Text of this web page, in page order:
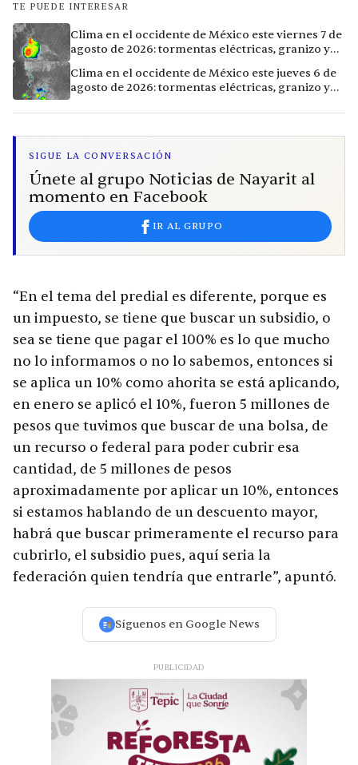
TE PUEDE INTERESAR
Clima en el occidente de México este viernes 7 de
agosto de 2026: tormentas eléctricas, granizo y
Clima en el occidente de México este jueves 6 de
agosto de 2026: tormentas eléctricas, granizo y
SIGUE LA CONVERSACIÓN
Únete al grupo Noticias de Nayarit al
momento en Facebook
IR AL GRUPO
“En el tema del predial es diferente, porque es
un impuesto, se tiene que buscar un subsidio, o
sea se tiene que pagar el 100% es lo que mucho
no lo informamos o no lo sabemos, entonces si
se aplica un 10% como ahorita se está aplicando,
en enero se aplicó el 10%, fueron 5 millones de
pesos que tuvimos que buscar de una bolsa, de
un recurso o federal para poder cubrir esa
cantidad, de 5 millones de pesos
aproximadamente por aplicar un 10%, entonces
si estamos hablando de un descuento mayor,
habrá que buscar primeramente el recurso para
cubrirlo, el subsidio pues, aquí seria la
federación quien tendría que entrarle”, apuntó.
Síguenos en Google News
PUBLICIDAD